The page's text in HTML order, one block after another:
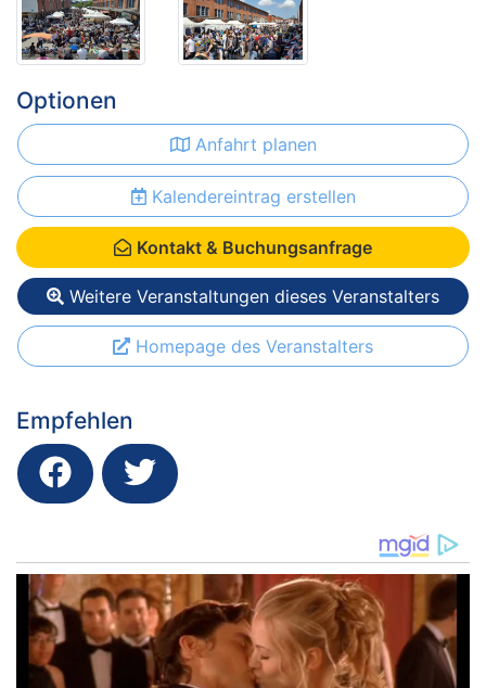
Optionen
Anfahrt planen
Kalendereintrag erstellen
Kontakt & Buchungsanfrage
Weitere Veranstaltungen dieses Veranstalters
Homepage des Veranstalters
Empfehlen